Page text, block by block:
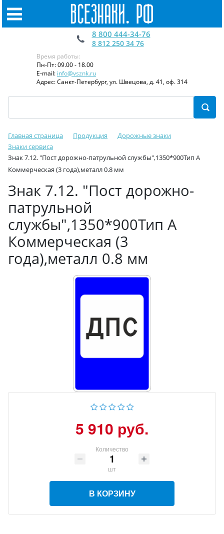
8 800 444-34-76
8 812 250 34 76
Время работы:
Пн-Пт: 09.00 - 18.00
E-mail: info@vsznk.ru
Адрес: Санкт-Петербург, ул. Швецова, д. 41, оф. 314
Главная страница Продукция
Дорожные знаки
Знаки сервиса
Знак 7.12. "Пост дорожно-патрульной службы",1350*900Тип А
Коммерческая (3 года),металл 0.8 мм
Знак 7.12. "Пост дорожно-
патрульной
службы",1350*900Тип А
Коммерческая (3
года),металл 0.8 мм
5 910 руб.
Количество
шт
В КОРЗИНУ